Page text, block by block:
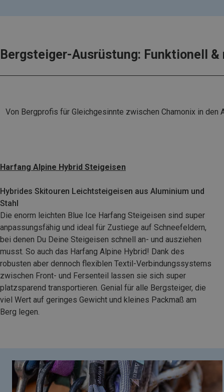
Bergsteiger-Ausrüstung: Funktionell
Von Bergprofis für Gleichgesinnte zwischen Chamonix in den
Harfang Alpine Hybrid Steigeisen
Hybrides Skitouren Leichtsteigeisen aus Aluminium und
Stahl
Die enorm leichten Blue Ice Harfang Steigeisen sind super
anpassungsfähig und ideal für Zustiege auf Schneefeldern,
bei denen Du Deine Steigeisen schnell an- und ausziehen
musst. So auch das Harfang Alpine Hybrid! Dank des
robusten aber dennoch flexiblen Textil-Verbindungssystems
zwischen Front- und Fersenteil lassen sie sich super
platzsparend transportieren. Genial für alle Bergsteiger, die
viel Wert auf geringes Gewicht und kleines Packmaß am
Berg legen.